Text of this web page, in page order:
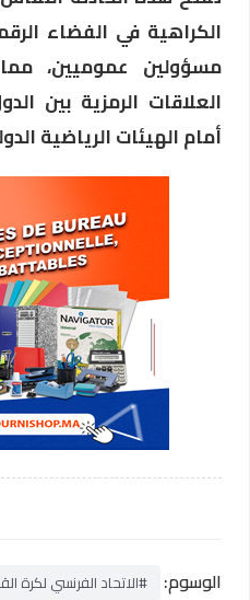
الكراهية في الفضاء
مسؤولين عموميين،
العلاقات الرمزية بين
أمام الهيئات الرياضية
الوسوم: #الاتحاد الفرنسي لكرة